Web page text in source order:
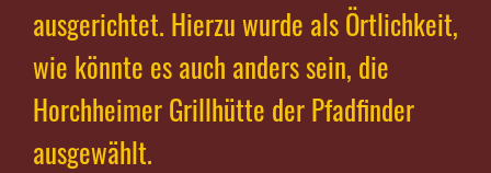
ausgerichtet. Hierzu wurde als Örtlichkeit,
wie könnte es auch anders sein, die
Horchheimer Grillhütte der Pfadfinder
ausgewählt.